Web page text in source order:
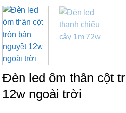
Đèn led ôm thân cột
12w ngoài trời